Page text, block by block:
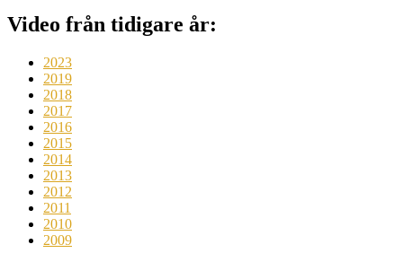
Video från tidigare år:
2023
2019
2018
2017
2016
2015
2014
2013
2012
2011
2010
2009